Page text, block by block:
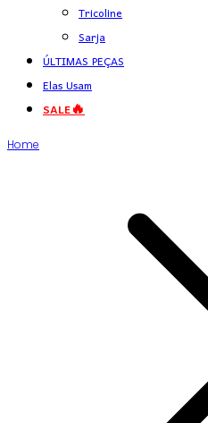
Tricoline
Sarja
ÚLTIMAS PEÇAS
Elas Usam
SALE🔥
Home